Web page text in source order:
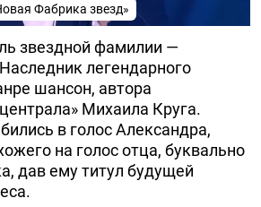
Фабрика звезд»
звездной фамилии —
легендарного
шансон, автора
Михаила Круга.
в голос Александра,
на голос отца, буквально
дав ему титул будущей